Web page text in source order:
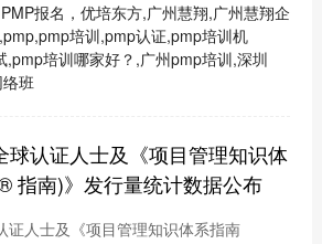
报名，优培东方,广州慧翔,广州慧翔企
培训,pmp认证,pmp培训机
培训哪家好？,广州pmp培训,深圳
班
球认证人士及《项目管理知识体
指南)》发行量统计数据公布
证人士及《项目管理知识体系指南